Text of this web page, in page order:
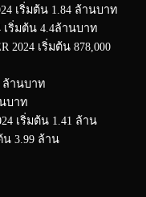
เริ่มต้น 1.84 ล้านบาท
เริ่มต้น 4.4ล้านบาท
2024 เริ่มต้น 878,000
ล้านบาท
บาท
เริ่มต้น 1.41 ล้าน
น 3.99 ล้าน